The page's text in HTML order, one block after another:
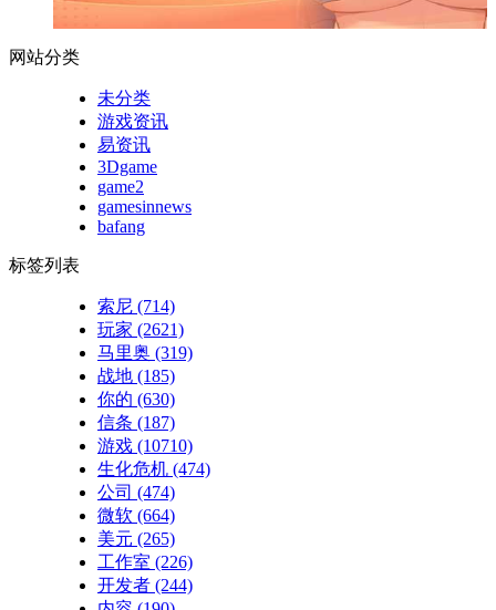
网站分类
未分类
游戏资讯
易资讯
3Dgame
game2
gamesinnews
bafang
标签列表
索尼 (714)
玩家 (2621)
马里奥 (319)
战地 (185)
你的 (630)
信条 (187)
游戏 (10710)
生化危机 (474)
公司 (474)
微软 (664)
美元 (265)
工作室 (226)
开发者 (244)